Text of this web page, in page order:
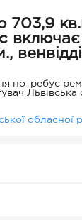
703,9
потребує
Львівська
обласної